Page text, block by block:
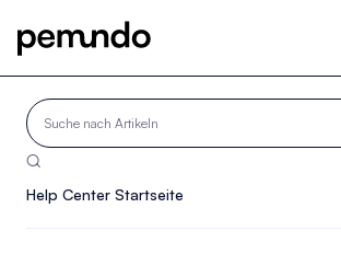

Help Center Startseite